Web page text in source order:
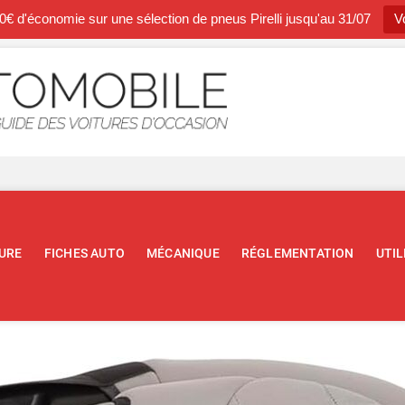
d'économie sur une sélection de pneus Pirelli jusqu'au 31/07
FICHES AUTO MÉCANIQUE RÉGLEMENTATION